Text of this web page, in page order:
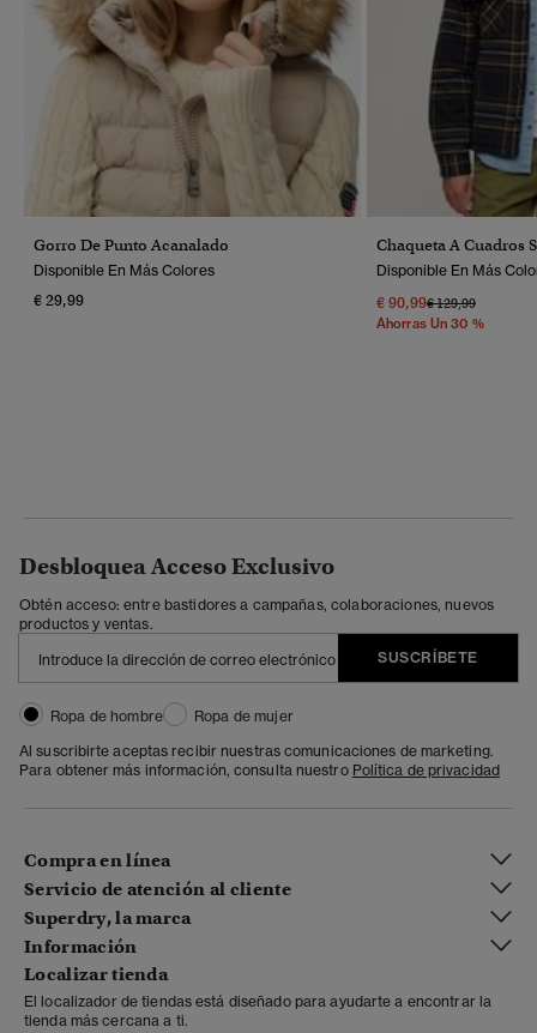
Gorro De Punto Acanalado
Disponible En Más Colores
€ 29,99
Chaqueta A Cuadros
Disponible En Más
€ 90,99Precio Rebajado
€ 129,99A
Ahorras Un 30 %
Desbloquea Acceso Exclusivo
Obtén acceso: entre bastidores a campañas, colaboraciones, nuevos
productos y ventas.
SUSCRÍBETE
Ropa de hombre
Ropa de mujer
Al suscribirte aceptas recibir nuestras comunicaciones de marketing.
Para obtener más información, consulta nuestro Política de privacidad
Compra en línea
Servicio de atención al cliente
Superdry, la marca
Información
Localizar tienda
El localizador de tiendas está diseñado para ayudarte a encontrar la
tienda más cercana a ti.